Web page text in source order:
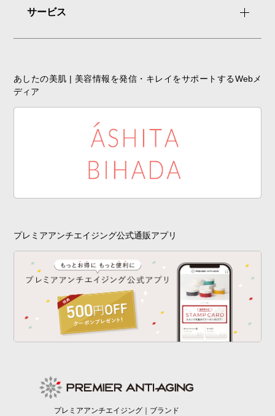
サービス
あしたの美肌 | 美容情報を発信・キレイをサポートするWebメ
ディア
プレミアアンチエイジング公式通販アプリ
プレミアアンチエイジング｜ブランド